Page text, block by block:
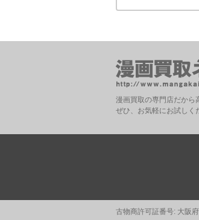
漫画買取の専門店だから
ぜひ、お気軽にお試しく
古物商許可証番号: 大阪